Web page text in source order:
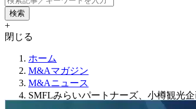
+
閉じる
ホーム
M&Aマガジン
M&Aニュース
SMFLみらいパートナーズ、小樽観光